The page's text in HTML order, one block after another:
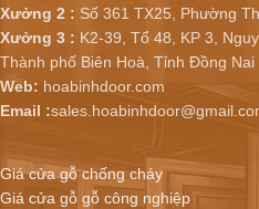
Xưởng 2 : Số 361 TX25, Phường
Xưởng 3 : K2-39, Tổ 48, KP 3,
Thành phố Biên Hoà, Tỉnh Đồng Nai
Web: hoabinhdoor.com
Email :
Giá cửa gỗ chống cháy
Giá cửa gỗ gỗ công nghiệp